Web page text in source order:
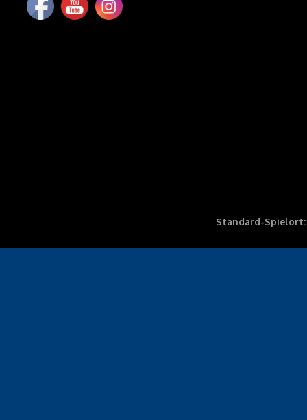
Standard-Spielort: